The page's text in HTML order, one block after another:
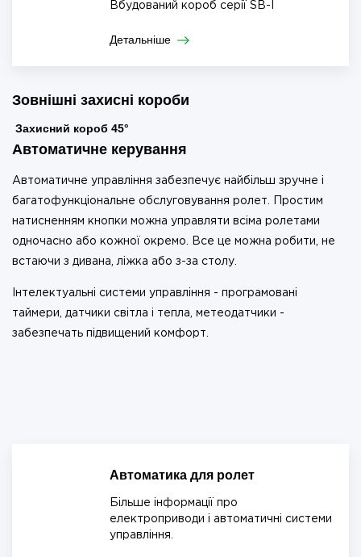
Вбудований короб серії SB-I
Детальніше
Зовнішні захисні короби
Захисний короб 45°
Автоматичне керування
Автоматичне управління забезпечує найбільш зручне і
багатофункціональне обслуговування ролет. Простим
натисненням кнопки можна управляти всіма ролетами
одночасно або кожної окремо. Все це можна робити, не
встаючи з дивана, ліжка або з-за столу.
Інтелектуальні системи управління - програмовані
таймери, датчики світла і тепла, метеодатчики -
забезпечать підвищений комфорт.
Автоматика для ролет
Більше інформації про
електроприводи і автоматичні системи
управління.